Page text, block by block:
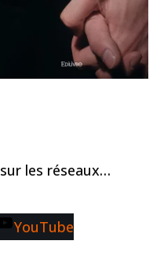
sur les réseaux…
YouTube